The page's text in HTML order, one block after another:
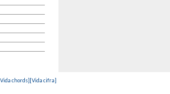
chords][Vida cifra]